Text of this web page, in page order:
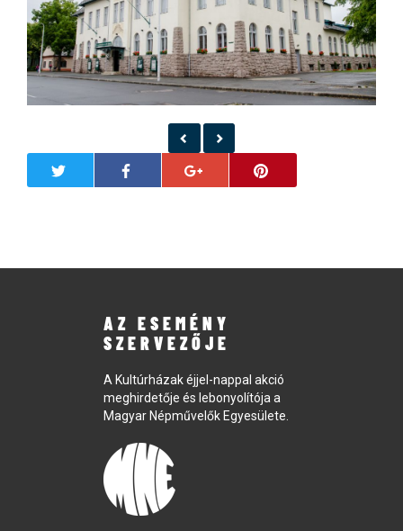
AZ ESEMÉNY
SZERVEZŐJE
A Kultúrházak éjjel-nappal akció
meghirdetője és lebonyolítója a
Magyar Népművelők Egyesülete.